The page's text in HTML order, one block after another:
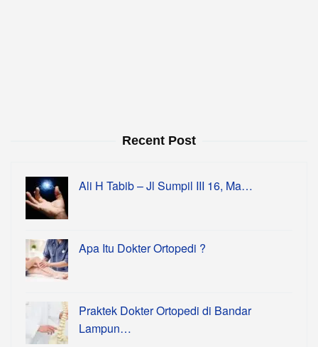
Recent Post
Ali H Tabib – Jl Sumpil III 16, Ma…
Apa Itu Dokter Ortopedi ?
Praktek Dokter Ortopedi di Bandar
Lampun…